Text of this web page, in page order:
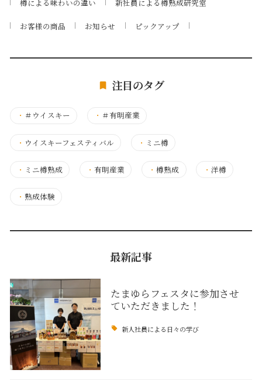
樽による味わいの違い 新社員による樽熟成研究室
お客様の商品 お知らせ ピックアップ
注目のタグ
・ ＃ウイスキー ・ ＃有明産業
・ ウイスキーフェスティバル ・ ミニ樽
・ ミニ樽熟成 ・有明産業 ・樽熟成 ・ 洋樽
・ 熟成体験
最新記事
たまゆらフェスタに参加させ
ていただきました！
新人社員による日々の学び